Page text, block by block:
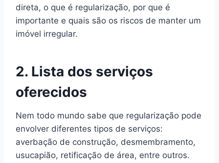
direta, o que é regularização, por que é
importante e quais são os riscos de manter um
imóvel irregular.
2. Lista dos serviços
oferecidos
Nem todo mundo sabe que regularização pode
envolver diferentes tipos de serviços:
averbação de construção, desmembramento,
usucapião, retificação de área, entre outros.